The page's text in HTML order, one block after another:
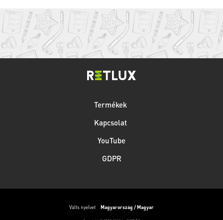
Termékek
Kapcsolat
YouTube
GDPR
Válts nyelvet Magyarország / Magyar